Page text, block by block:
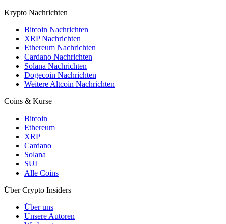
Krypto Nachrichten
Bitcoin Nachrichten
XRP Nachrichten
Ethereum Nachrichten
Cardano Nachrichten
Solana Nachrichten
Dogecoin Nachrichten
Weitere Altcoin Nachrichten
Coins & Kurse
Bitcoin
Ethereum
XRP
Cardano
Solana
SUI
Alle Coins
Über Crypto Insiders
Über uns
Unsere Autoren